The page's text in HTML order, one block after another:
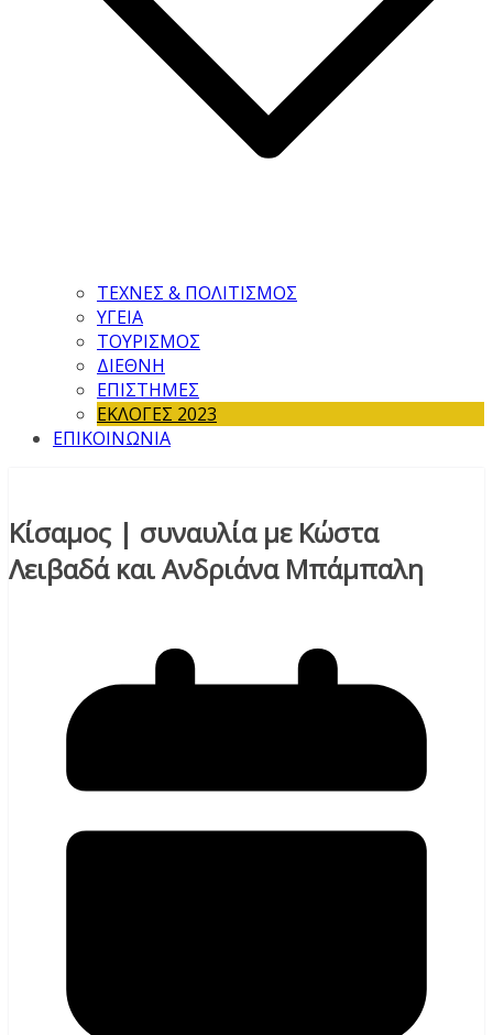
ΤΕΧΝΕΣ & ΠΟΛΙΤΙΣΜΟΣ
ΥΓΕΙΑ
ΤΟΥΡΙΣΜΟΣ
ΔΙΕΘΝΗ
ΕΠΙΣΤΗΜΕΣ
ΕΚΛΟΓΕΣ 2023
ΕΠΙΚΟΙΝΩΝΙΑ
Κίσαμος | συναυλία με Κώστα
Λειβαδά και Ανδριάνα Μπάμπαλη